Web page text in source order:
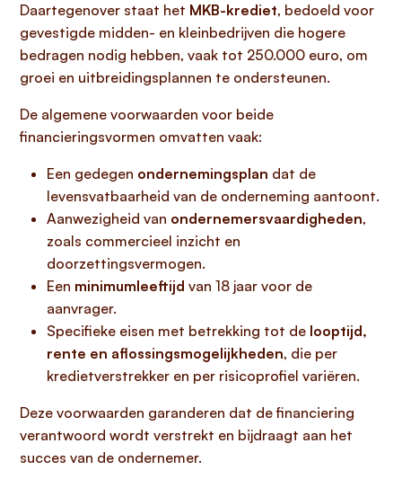
Daartegenover staat het MKB-krediet, bedoeld voor
gevestigde midden- en kleinbedrijven die hogere
bedragen nodig hebben, vaak tot 250.000 euro, om
groei en uitbreidingsplannen te ondersteunen.
De algemene voorwaarden voor beide
financieringsvormen omvatten vaak:
Een gedegen ondernemingsplan dat de
levensvatbaarheid van de onderneming aantoont.
Aanwezigheid van ondernemersvaardigheden,
zoals commercieel inzicht en
doorzettingsvermogen.
Een minimumleeftijd van 18 jaar voor de
aanvrager.
Specifieke eisen met betrekking tot de looptijd,
rente en aflossingsmogelijkheden, die per
kredietverstrekker en per risicoprofiel variëren.
Deze voorwaarden garanderen dat de financiering
verantwoord wordt verstrekt en bijdraagt aan het
succes van de ondernemer.